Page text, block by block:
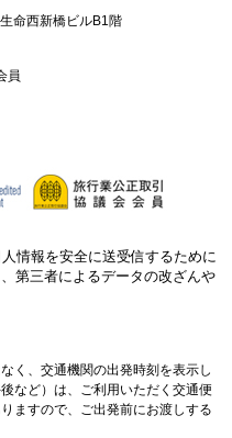
命西新橋ビルB1階
員
情報を安全に送受信するために
第三者によるデータの改ざんや
く、交通機関の出発時刻を表示し
など）は、ご利用いただく交通便
ますので、ご出発前にお渡しする